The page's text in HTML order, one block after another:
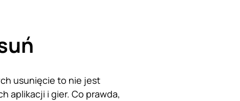
usunięcie to nie jest
aplikacji i gier. Co prawda,